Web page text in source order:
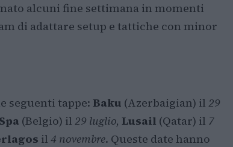
alcuni fine settimana in momenti
di adattare setup e tattiche con minor
seguenti tappe:Baku (Azerbaigian) il 29
Spa (Belgio) il 29 luglio, Lusail (Qatar) il 7
il 4 novembre. Queste date hanno